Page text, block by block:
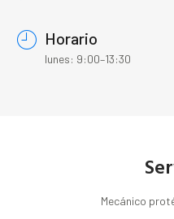
Horario
lunes: 9:00–13:30
Mecánico